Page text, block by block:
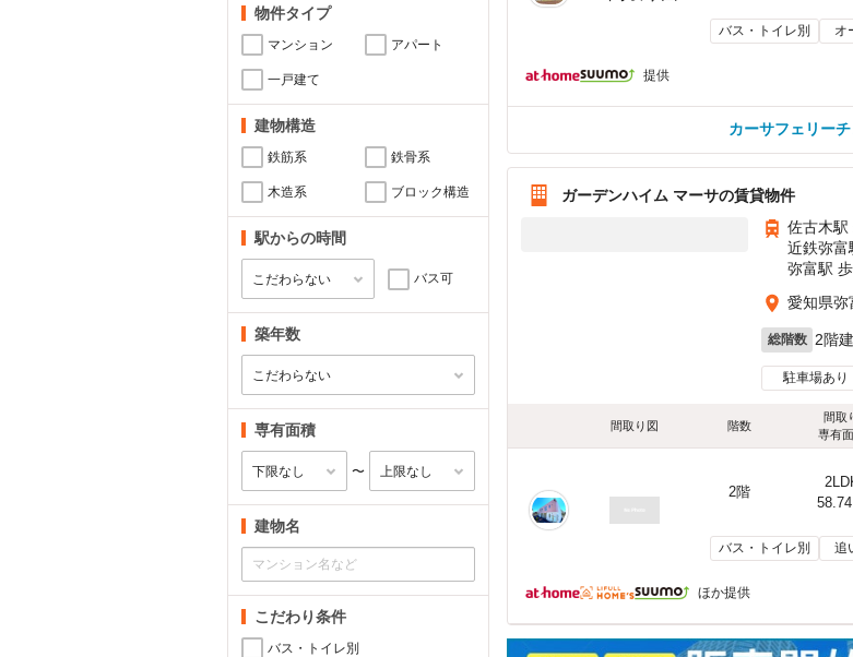
物件タイプ
マンション アパート
一戸建て
建物構造
鉄筋系 鉄骨系
木造系 ブロック構造
駅からの時間
バス可
築年数
専有面積
〜
建物名
こだわり条件
バス・トイレ別
バス・トイレ別 オ
提供
カーサフェリー
ガーデンハイム マーサの賃貸物件
佐古木駅
近鉄弥富
弥富駅 歩
愛知県弥
総階数 2階建
駐車場あり
間取り図 階数
間取
専有
2階
バス・トイレ別 追
ほか提供